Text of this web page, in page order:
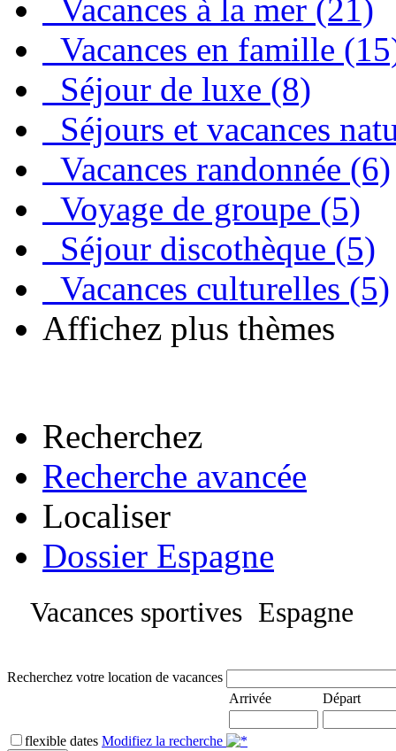
Vacances à la mer (21)
Vacances en famille
Séjour de luxe (8)
Séjours et vacances
Vacances randonnée (6)
Voyage de groupe (5)
Séjour discothèque (5)
Vacances culturelles (5)
Affichez plus thèmes
Recherchez
Recherche avancée
Localiser
Dossier Espagne
Vacances sportives Espagne
Recherchez votre location de vacances
Arrivée
Départ
flexible dates Modifiez la recherche